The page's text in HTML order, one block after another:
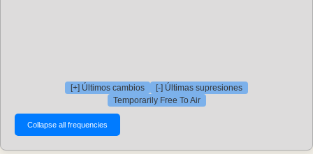
[+] Últimos cambios
[-] Últimas supresiones
Temporarily Free To Air